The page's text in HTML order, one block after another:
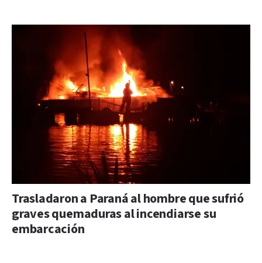
Trasladaron a Paraná al hombre que sufrió
graves quemaduras al incendiarse su
embarcación